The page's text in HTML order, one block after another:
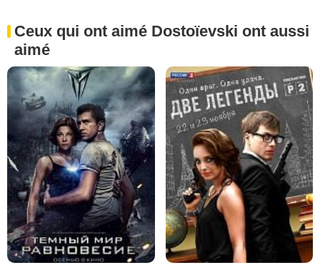
Ceux qui ont aimé Dostoïevski ont aussi
aimé